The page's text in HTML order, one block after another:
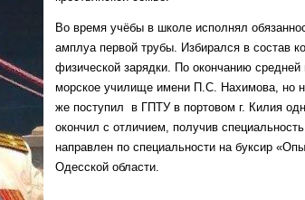
Во время учёбы в школе исполнял
амплуа первой трубы. Избирался в состав
физической зарядки. По окончанию
морское училище имени П.С. Нахимова, но
же поступил в ГПТУ в портовом г. Килия
окончил с отличием, получив
направлен по специальности на буксир
Одесской области.